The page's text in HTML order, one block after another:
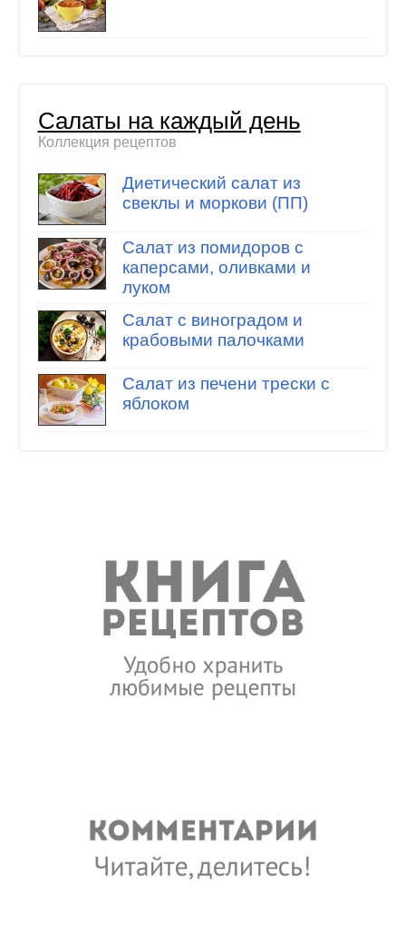
Салаты на каждый день
Коллекция рецептов
Диетический салат из
свеклы и моркови (ПП)
Салат из помидоров с
каперсами, оливками и
луком
Салат с виноградом и
крабовыми палочками
Салат из печени трески с
яблоком